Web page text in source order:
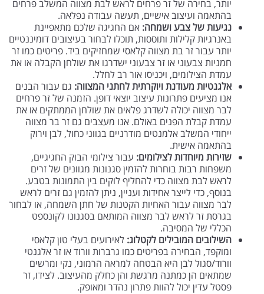
יותר, בחירה של זר פרחים לראש לבת מצווה המשלב פרחים
בהתאמה ועיצוב אישיים, תעשה עבודה נפלאה.
נגיעות של צבע ושמחה: אם החגיגה שלכם מתאפיינת
באנרגיות קלילות ותוססות, תוכלו לבחור בעיצובים דומיננטיים
יותר עבור זר בת מצווה קלאסי שמחזיקים ביד. פריטים כמו זר
חמניות צבעוני או זר צבעוני ישדרגו את שולחן הקבלה או את
עמדת הצילומים, ויכניסו אור רב לחלל.
אלגנטיות מעודנת ויוקרתית לחתני המצווה: גם עבור הבנים
אנו מציעים פתרונות עיצוב יוצאי דופן. הזמנה של זר פרחים
לבר מצווה יכולה לשדרג פלאים את שולחן הממתקים או את
עמדת קבלת הפנים באולם. אנו מעצבים גם זר בר מצווה
ייחודי המשלב אלמנטים מודרניים בגווני כחול, לבן וירוק
בהתאמה אישית.
שזירות מיוחדות לצילומים: עבור צילומי הבוק החגיגיים,
משפחות רבות בוחרות להזמין סגנונות מגוונים של זרים
לראש לבת מצווה כדי להחליף לוקים בין התמונות בטבע.
בנוסף, כדי לייצר אחידות ועניין, ניתן להזמין גם זרים לראש
לבר מצווה עבור האחיות הקטנות של חתן השמחה, או לבחור
בגרסת זר לראש לבר מצווה המותאם בסגנונו לקונספט
הכללי של המסיבה.
השילובים המובילים לקטלוג: לאירועים בעלי טון קלאסי
ומוקפד, הבחירה בפריטים כמו גרברות וורוד או זר אלגנטי
וורוד/סגול לבן היא הבטחה למראה הרמוני, נקי ומרשים
שמתאים הן כמתנה מרגשת והן כחלק מהעיצוב. לצידו, זר
פסטל עדין יכול להוות פתרון נהדר ומאופק.